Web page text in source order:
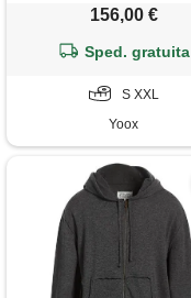
156,00 €
Sped. gratuita
S XXL
Yoox